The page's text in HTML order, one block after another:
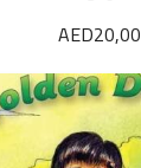
AED20,00